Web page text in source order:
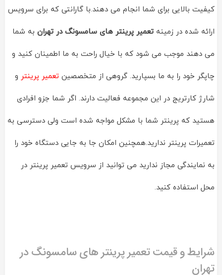
کیفیت بالایی برای شما انجام می دهند.با گارانتی که برای سرویس
ارائه شده در زمینه تعمیر پرینتر های سامسونگ در تهران به شما
می دهند موجب می شود که با خیال راحت به ما اطمینان کنید و
چاپگر خود را به ما بسپارید. گروهی از متخصصین تعمیر پرینتر و
شارژ کارتریج در این مجموعه فعالیت دارند. اگر شما جزو افرادی
هستید که پرینتر شما با مشکل مواجه شده است ولی دسترسی به
تعمیرات پرینتر ندارید.همچنین امکان جا به جایی دستگاه خود را
به نمایندگی مجاز ندارید می توانید از سرویس تعمیر پرینتر در
محل استفاده کنید.
شرایط و قیمت تعمیر پرینتر های سامسونگ در
تهران